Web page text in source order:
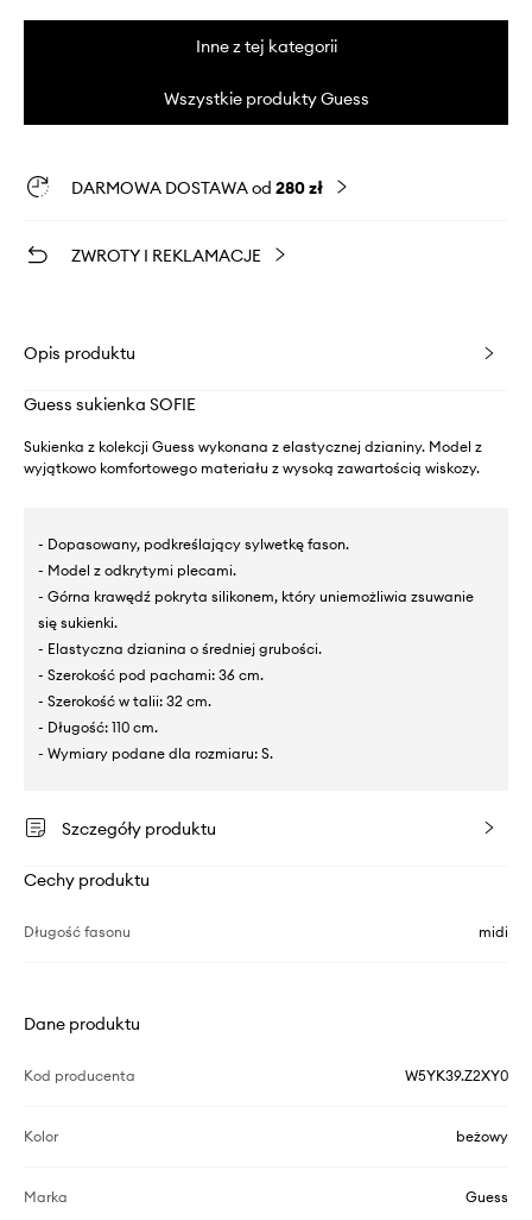
Inne z tej kategorii
Wszystkie produkty Guess
DARMOWA DOSTAWA od 280 zł
ZWROTY I REKLAMACJE
Opis produktu
Guess sukienka SOFIE
Sukienka z kolekcji Guess wykonana z elastycznej dzianiny. Model z
wyjątkowo komfortowego materiału z wysoką zawartością wiskozy.
- Dopasowany, podkreślający sylwetkę fason.
- Model z odkrytymi plecami.
- Górna krawędź pokryta silikonem, który uniemożliwia zsuwanie
się sukienki.
- Elastyczna dzianina o średniej grubości.
- Szerokość pod pachami: 36 cm.
- Szerokość w talii: 32 cm.
- Długość: 110 cm.
- Wymiary podane dla rozmiaru: S.
Szczegóły produktu
Cechy produktu
Długość fasonu midi
Dane produktu
Kod producenta W5YK39.Z2XY0
Kolor beżowy
Marka Guess